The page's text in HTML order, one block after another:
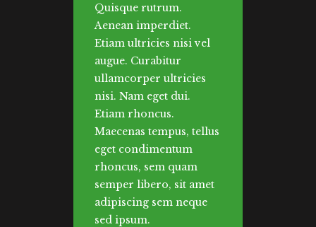
Quisque rutrum.
Aenean imperdiet.
Etiam ultricies nisi vel
augue. Curabitur
ullamcorper ultricies
nisi. Nam eget dui.
Etiam rhoncus.
Maecenas tempus, tellus
eget condimentum
rhoncus, sem quam
semper libero, sit amet
adipiscing sem neque
sed ipsum.